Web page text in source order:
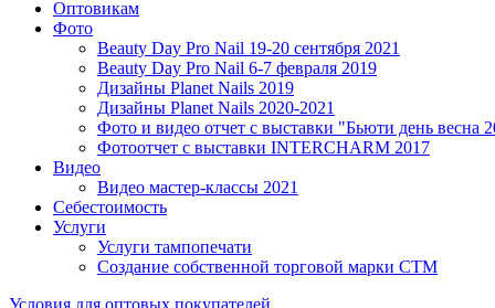
Оптовикам
Фото
Beauty Day Pro Nail 19-20 сентября 2021
Beauty Day Pro Nail 6-7 февраля 2019
Дизайны Planet Nails 2019
Дизайны Planet Nails 2020-2021
Фото и видео отчет с выставки "Бьюти день весна
Фотоотчет с выставки INTERCHARM 2017
Видео
Видео мастер-классы 2021
Себестоимость
Услуги
Услуги тампопечати
Создание собственной торговой марки СТМ
Условия для оптовых покупателей